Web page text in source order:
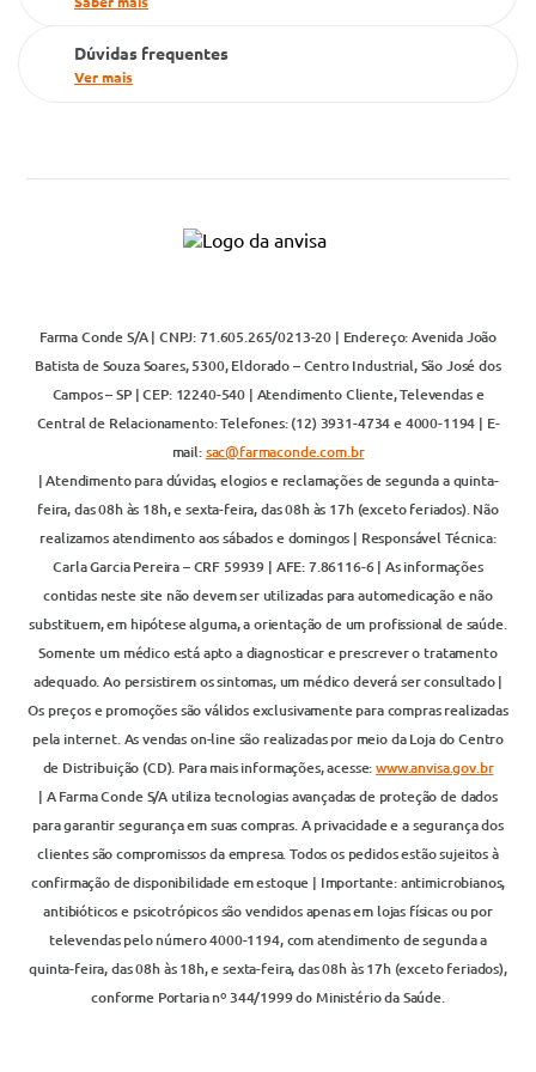
Dúvidas frequentes
Ver mais
Farma Conde S/A | CNPJ: 71.605.265/0213-20 | Endereço: Avenida João
Batista de Souza Soares, 5300, Eldorado – Centro Industrial, São José dos
Campos – SP | CEP: 12240-540 | Atendimento Cliente, Televendas e
Central de Relacionamento: Telefones: (12) 3931-4734 e 4000-1194 | E-
mail:sac@farmaconde.com.br
| Atendimento para dúvidas, elogios e reclamações de segunda a quinta-
feira, das 08h às 18h, e sexta-feira, das 08h às 17h (exceto feriados). Não
realizamos atendimento aos sábados e domingos | Responsável Técnica:
Carla Garcia Pereira – CRF 59939 | AFE: 7.86116-6 | As informações
contidas neste site não devem ser utilizadas para automedicação e não
substituem, em hipótese alguma, a orientação de um profissional de saúde.
Somente um médico está apto a diagnosticar e prescrever o tratamento
adequado. Ao persistirem os sintomas, um médico deverá ser consultado |
Os preços e promoções são válidos exclusivamente para compras realizadas
pela internet. As vendas on-line são realizadas por meio da Loja do Centro
de Distribuição (CD). Para mais informações, acesse:www.anvisa.gov.br
| A Farma Conde S/A utiliza tecnologias avançadas de proteção de dados
para garantir segurança em suas compras. A privacidade e a segurança dos
clientes são compromissos da empresa. Todos os pedidos estão sujeitos à
confirmação de disponibilidade em estoque | Importante: antimicrobianos,
antibióticos e psicotrópicos são vendidos apenas em lojas físicas ou por
televendas pelo número 4000-1194, com atendimento de segunda a
quinta-feira, das 08h às 18h, e sexta-feira, das 08h às 17h (exceto feriados),
conforme Portaria nº 344/1999 do Ministério da Saúde.